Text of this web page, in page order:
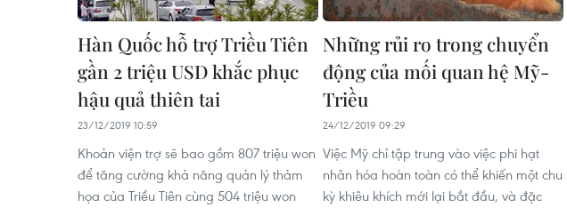
Hàn Quốc hỗ trợ Triều Tiên
gần 2 triệu USD khắc phục
hậu quả thiên tai
23/12/2019 10:59
Khoản viện trợ sẽ bao gồm 807 triệu won
để tăng cường khả năng quản lý thảm
họa của Triều Tiên cùng 504 triệu won
Những rủi ro trong chuyển
động của mối quan hệ Mỹ-
Triều
24/12/2019 09:29
Việc Mỹ chỉ tập trung vào việc phi hạt
nhân hóa hoàn toàn có thể khiến một chu
kỳ khiêu khích mới lại bắt đầu, và đặc